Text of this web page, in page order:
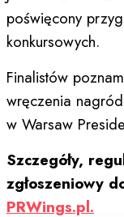
poświęcony
konkursowych.
Finalistów
wręczenia
w Warsaw
Szczegóły,
zgłoszeniowy
PRWings.pl.